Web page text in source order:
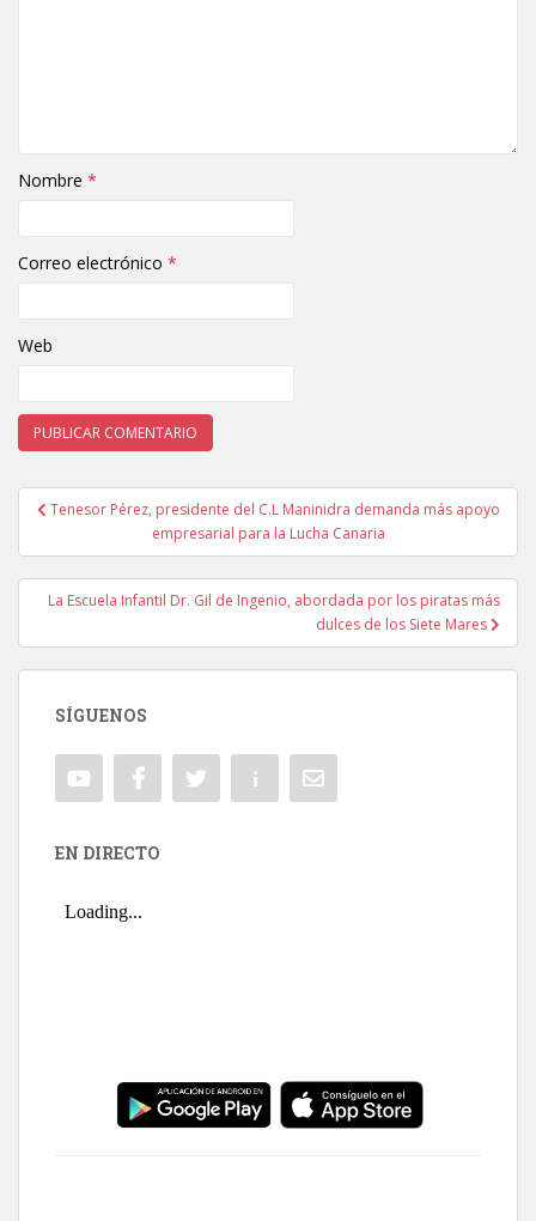
Nombre *
Correo electrónico *
Web
Navegación de entradas
Tenesor Pérez, presidente del C.L Maninidra demanda más apoyo
empresarial para la Lucha Canaria
La Escuela Infantil Dr. Gil de Ingenio, abordada por los piratas más
dulces de los Siete Mares
SÍGUENOS
EN DIRECTO